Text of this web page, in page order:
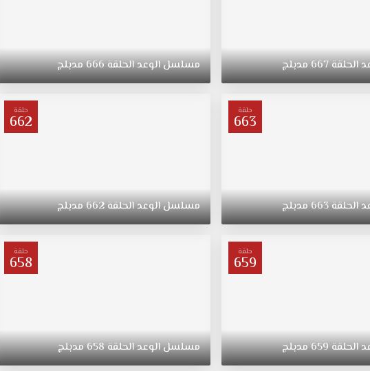
الحلقة667مدبلج مسلسلالوعدالحلقة666مدبلج
حلقة
663
الحلقة663مدبلج
حلقة
662
مسلسلالوعدالحلقة662مدبلج
حلقة
659
الحلقة659مدبلج
حلقة
658
مسلسلالوعدالحلقة658مدبلج